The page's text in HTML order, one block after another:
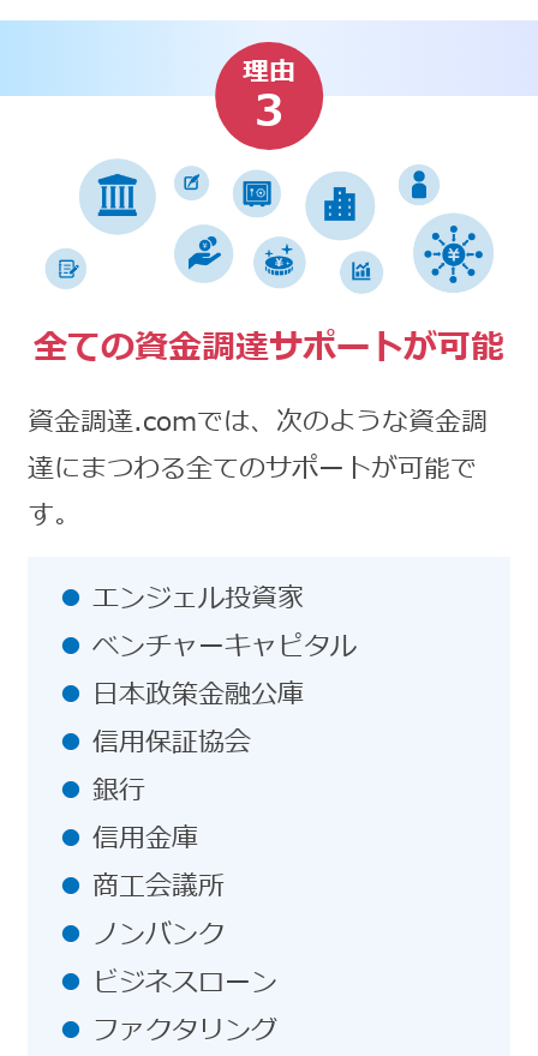
理由
3
全ての資金調達サポートが可能
資金調達.comでは、次のような資金調
達にまつわる全てのサポートが可能で
す。
エンジェル投資家
ベンチャーキャピタル
日本政策金融公庫
信用保証協会
銀行
信用金庫
商工会議所
ノンバンク
ビジネスローン
ファクタリング